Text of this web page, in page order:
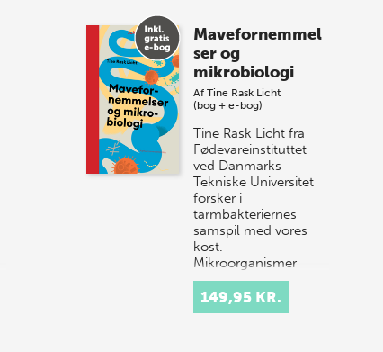
Spar op til 70% til
sommer-lagersalg!
Vi gentager succesen og inviterer igen i
år til vores store sommer-lagersalg,
så sæt kryds i kalenderen onsdag den
10. j…
Mavefornemmel
ser og
mikrobiologi
AfTine Rask Licht
(bog + e-bog)
Tine Rask Licht fra
Fødevareinstituttet
ved Danmarks
Tekniske Universitet
forsker i
tarmbakteriernes
samspil med vores
kost.
Mikroorganismer
koloniser…
149,95 KR.